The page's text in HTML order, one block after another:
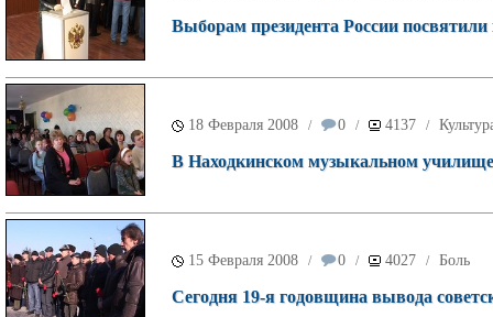
Выборам президента России
18 Февраля 2008 / 0 / 4137 /
В Находкинском музыкальном
15 Февраля 2008 / 0 / 4027 / Боль
Сегодня 19-я годовщина вывода